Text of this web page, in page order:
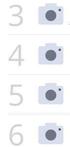
3
4
5
6